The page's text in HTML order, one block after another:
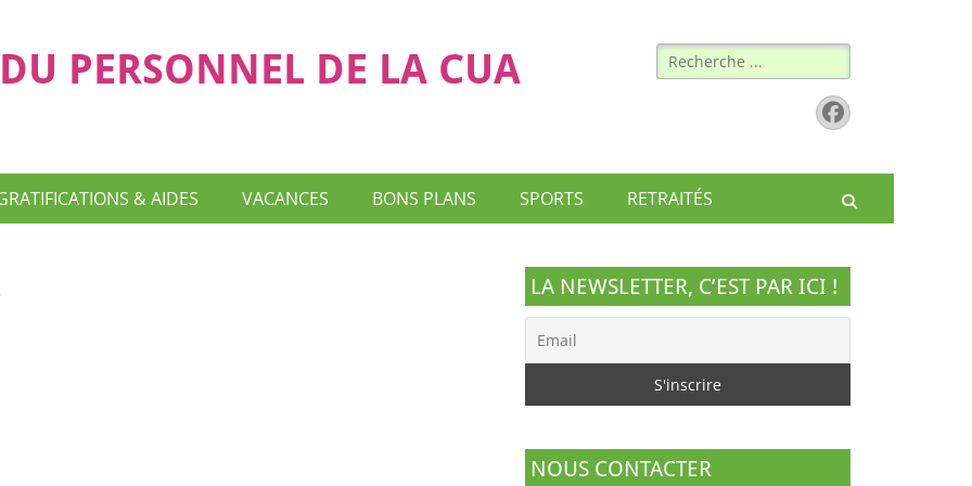
PERSONNEL DE LA CUA Rechercher :
Facebook
& AIDES VACANCES BONS PLANS SPORTS RETRAITÉS
LA NEWSLETTER, C’EST PAR ICI !
NOUS CONTACTER